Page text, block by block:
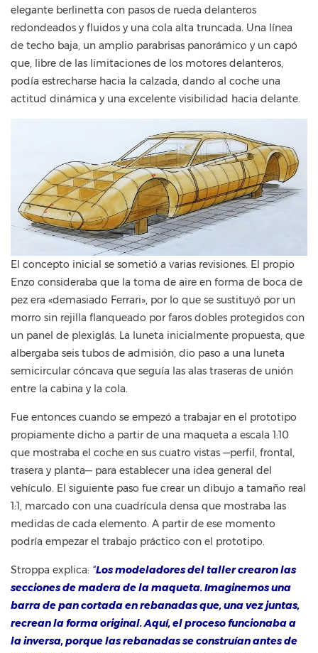
elegante berlinetta con pasos de rueda delanteros
redondeados y fluidos y una cola alta truncada. Una línea
de techo baja, un amplio parabrisas panorámico y un capó
que, libre de las limitaciones de los motores delanteros,
podía estrecharse hacia la calzada, dando al coche una
actitud dinámica y una excelente visibilidad hacia delante.
El concepto inicial se sometió a varias revisiones. El propio
Enzo consideraba que la toma de aire en forma de boca de
pez era «demasiado Ferrari», por lo que se sustituyó por un
morro sin rejilla flanqueado por faros dobles protegidos con
un panel de plexiglás. La luneta inicialmente propuesta, que
albergaba seis tubos de admisión, dio paso a una luneta
semicircular cóncava que seguía las alas traseras de unión
entre la cabina y la cola.
Fue entonces cuando se empezó a trabajar en el prototipo
propiamente dicho a partir de una maqueta a escala 1:10
que mostraba el coche en sus cuatro vistas —perfil, frontal,
trasera y planta— para establecer una idea general del
vehículo. El siguiente paso fue crear un dibujo a tamaño real
1:1, marcado con una cuadrícula densa que mostraba las
medidas de cada elemento. A partir de ese momento
podría empezar el trabajo práctico con el prototipo.
Stroppa explica: “Los modeladores del taller crearon las
secciones de madera de la maqueta. Imaginemos una
barra de pan cortada en rebanadas que, una vez juntas,
recrean la forma original. Aquí, el proceso funcionaba a
la inversa, porque las rebanadas se construían antes de